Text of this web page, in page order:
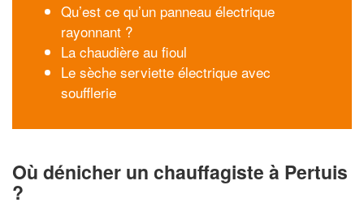
Qu’est ce qu’un panneau électrique
rayonnant ?
La chaudière au fioul
Le sèche serviette électrique avec
soufflerie
Où dénicher un chauffagiste à Pertuis
?